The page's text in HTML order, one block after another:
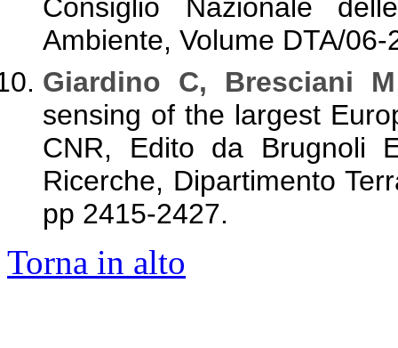
Consiglio Nazionale
Ambiente, Volume DTA/
Giardino C, Bresciani M
sensing of the largest
CNR, Edito da Brugnoli
Ricerche, Dipartimento
pp 2415-2427.
Torna in alto